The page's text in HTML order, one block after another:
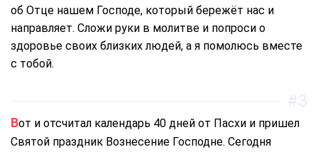
об Отце нашем Господе, который бережёт нас и
направляет. Сложи руки в молитве и попроси о
здоровье своих близких людей, а я помолюсь вместе
с тобой.
Вот и отсчитал календарь 40 дней от Пасхи и пришел
Святой праздник Вознесение Господне. Сегодня
#3